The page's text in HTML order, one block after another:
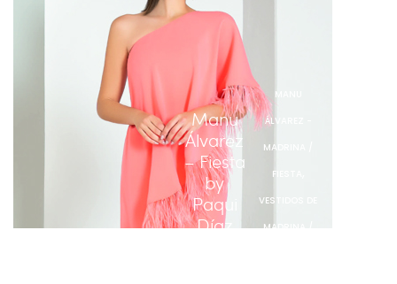
Manu
Álvarez
– Fiesta
by
Paqui
Díaz
MANU
ÁLVAREZ -
MADRINA /
FIESTA
VESTIDOS DE
MADRINA /